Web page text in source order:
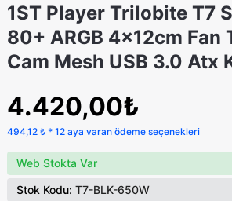
1ST Player Trilobite T7
80+ ARGB 4x12cm Fan
Cam Mesh USB 3.0 Atx
4.420,00₺
494,12 ₺ * 12 aya varan ödeme seçenekleri
Web Stokta Var
Stok Kodu: T7-BLK-650W